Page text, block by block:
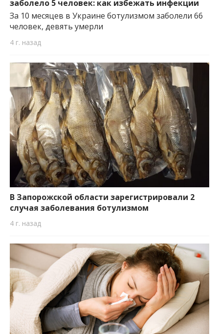
заболело 5 человек: как избежать инфекции
За 10 месяцев в Украине ботулизмом заболели 66
человек, девять умерли
4 г. назад
В Запорожской области зарегистрировали 2
случая заболевания ботулизмом
4 г. назад